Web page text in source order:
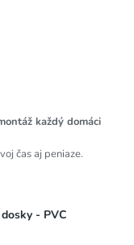
každý domáci
čas aj peniaze.
- PVC